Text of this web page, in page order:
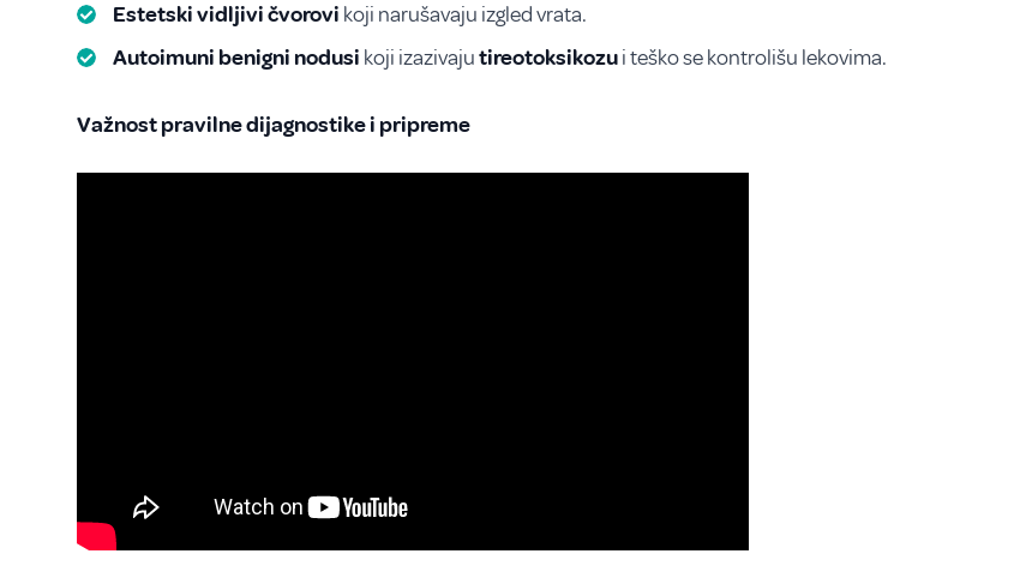
Estetski vidljivi čvorovi koji narušavaju izgled vrata.
Autoimuni benigni nodusi koji izazivajutireotoksikozui teško se kontrolišu lekovima.
Važnost pravilne dijagnostike i pripreme